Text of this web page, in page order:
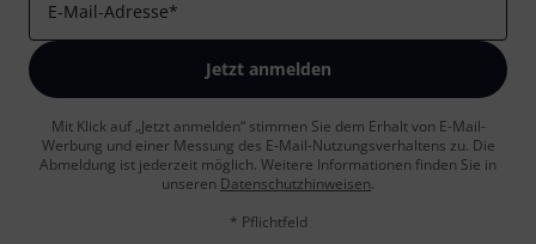
E-Mail-Adresse*
Jetzt anmelden
Mit Klick auf „Jetzt anmelden“ stimmen Sie dem Erhalt von E-Mail-
Werbung und einer Messung des E-Mail-Nutzungsverhaltens zu. Die
Abmeldung ist jederzeit möglich. Weitere Informationen finden Sie in
unseren Datenschutzhinweisen.
* Pflichtfeld